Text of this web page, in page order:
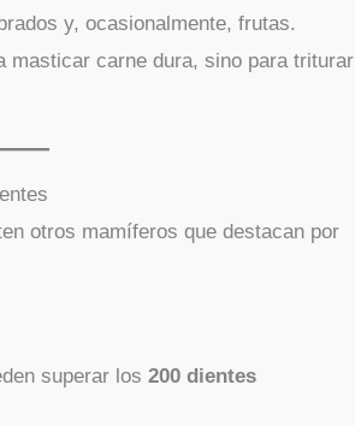
y, ocasionalmente, frutas.
masticar carne dura, sino para triturar
otros mamíferos que destacan por
superar los200 dientes